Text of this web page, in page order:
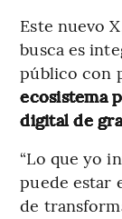
Este nuevo
busca es
público con
ecosistema
digital de
“Lo que yo
puede estar
de